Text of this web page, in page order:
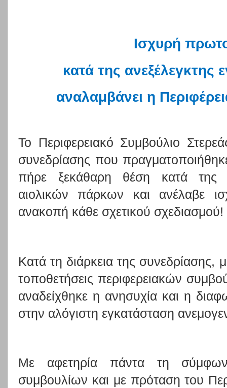
Ισχυρή
κατά της
αναλαμβάνει η
Το Περιφερειακό Συμβούλιο
συνεδρίασης που
πήρε ξεκάθαρη θέση κατά της
αιολικών πάρκων και ανέλαβε
ανακοπή κάθε σχετικού σχεδιασμού!
Κατά τη διάρκεια της συνεδρίασης,
τοποθετήσεις περιφερειακών
αναδείχθηκε η ανησυχία και η
στην αλόγιστη εγκατάσταση
Με αφετηρία πάντα τη
συμβουλίων και με πρόταση του